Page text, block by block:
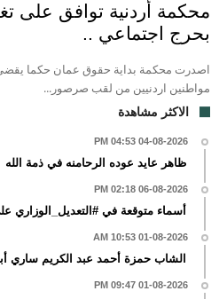
محكمة أردنية توافق على
بحرج اجتماعي ..
اصدرت محكمة بداية حقوق عمان حكما يقضي
مواطنين اردنيين من لقب صرصور...
الاكثر مشاهدة
04-08-2026 04:53 PM
ظاهر عايد عوده الرحامنه في ذمة الله
06-08-2026 02:18 PM
أسماء متوقعة في
01-08-2026 10:53 AM
الشاب حمزة أحمد عبد الكريم ساري
01-08-2026 09:47 PM